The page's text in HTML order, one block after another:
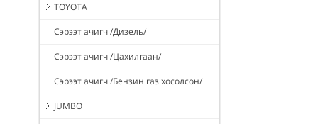
TOYOTA
Сэрээт ачигч /Дизель/
Сэрээт ачигч /Цахилгаан/
Сэрээт ачигч /Бензин газ хосолсон/
JUMBO